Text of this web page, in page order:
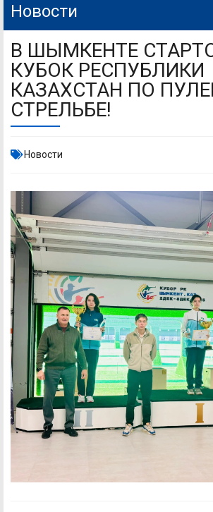
Новости
В ШЫМКЕНТЕ
КУБОК РЕСПУБЛИКИ
КАЗАХСТАН ПО
СТРЕЛЬБЕ!
Новости